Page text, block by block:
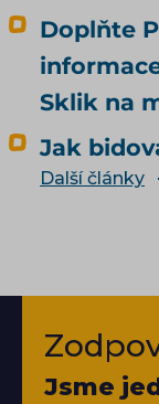
Doplňte
Sklik na
Jak
Další články
Jsme